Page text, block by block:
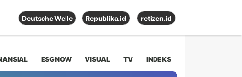
Deutsche Welle Republika.id retizen.id
ESGNOW VISUAL TV INDEKS